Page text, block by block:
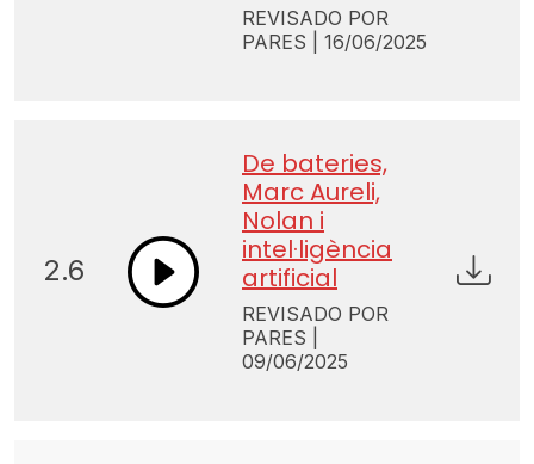
REVISADO POR
PARES | 16/06/2025
2.6
De bateries,
Marc Aureli,
Nolan i
intel·ligència
artificial
REVISADO POR
PARES |
09/06/2025